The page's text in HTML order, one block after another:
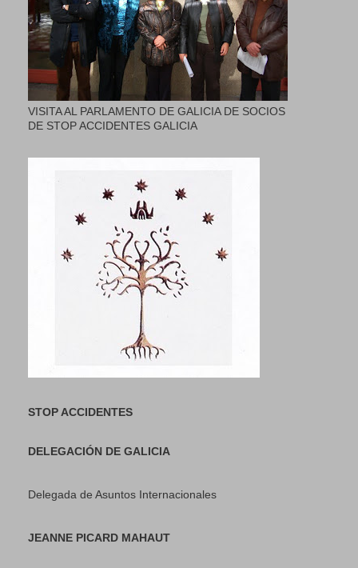
VISITA AL PARLAMENTO DE GALICIA DE SOCIOS
DE STOP ACCIDENTES GALICIA
STOP ACCIDENTES
DELEGACIÓN DE GALICIA
Delegada de Asuntos Internacionales
JEANNE PICARD MAHAUT